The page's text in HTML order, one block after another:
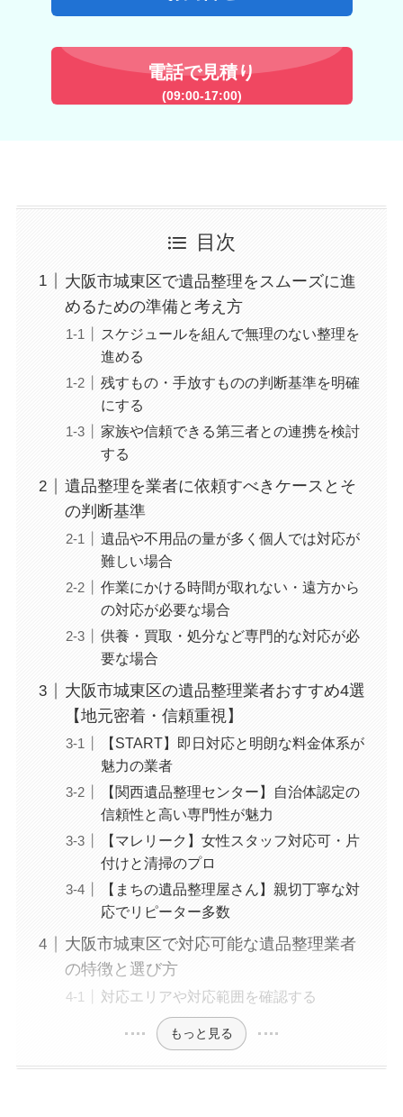
電話で見積り
(09:00-17:00)
目次
大阪市城東区で遺品整理をスムーズに進
めるための準備と考え方
スケジュールを組んで無理のない整理を
進める
残すもの・手放すものの判断基準を明確
にする
家族や信頼できる第三者との連携を検討
する
遺品整理を業者に依頼すべきケースとそ
の判断基準
遺品や不用品の量が多く個人では対応が
難しい場合
作業にかける時間が取れない・遠方から
の対応が必要な場合
供養・買取・処分など専門的な対応が必
要な場合
大阪市城東区の遺品整理業者おすすめ4選
【地元密着・信頼重視】
【START】即日対応と明朗な料金体系が
魅力の業者
【関西遺品整理センター】自治体認定の
信頼性と高い専門性が魅力
【マレリーク】女性スタッフ対応可・片
付けと清掃のプロ
【まちの遺品整理屋さん】親切丁寧な対
応でリピーター多数
大阪市城東区で対応可能な遺品整理業者
の特徴と選び方
対応エリアや対応範囲を確認する
もっと見る